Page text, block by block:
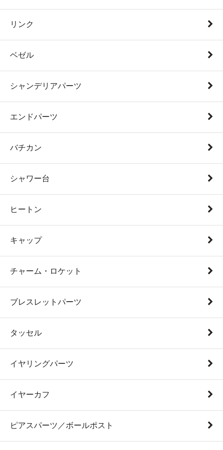
リンク
ベゼル
シャンデリアパーツ
エンドパーツ
バチカン
シャワー台
ヒートン
キャップ
チャーム・ロケット
ブレスレットパーツ
タッセル
イヤリングパーツ
イヤーカフ
ピアスパーツ／ボールポスト